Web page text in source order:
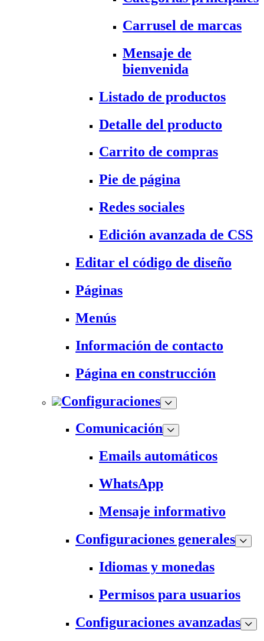
Carrusel de marcas
Mensaje de
bienvenida
Listado de productos
Detalle del producto
Carrito de compras
Pie de página
Redes sociales
Edición avanzada de CSS
Editar el código de diseño
Páginas
Menús
Información de contacto
Página en construcción
Configuraciones
Comunicación
Emails automáticos
WhatsApp
Mensaje informativo
Configuraciones generales
Idiomas y monedas
Permisos para usuarios
Configuraciones avanzadas